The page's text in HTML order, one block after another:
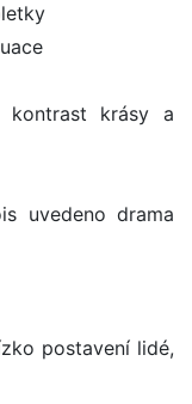
kontrast krásy a
uvedeno drama
postavení lidé,